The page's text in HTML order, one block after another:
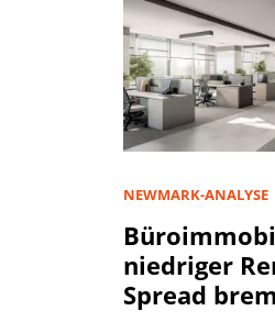
NEWMARK-ANALYSE
niedriger
Spread